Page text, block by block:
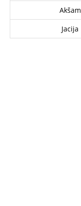
Akšam
Jacija